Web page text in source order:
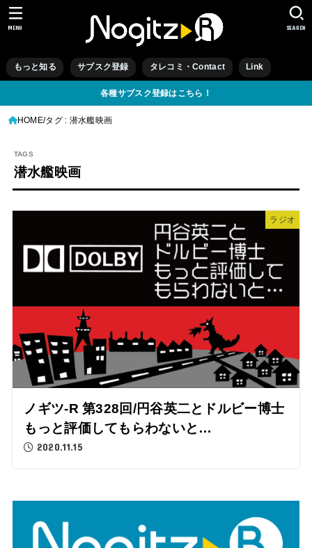
もっと知る サブスク登録 タレコミ・Contact Link
SEARCH
MENU
各種サブスク登録はこちら！
HOME タグ : 潜水艦映画
潜水艦映画
ラジオ
ノギツ-R 第328回/円谷英二とドルビー博士
もっと評価してもらわないと…
2020.11.15